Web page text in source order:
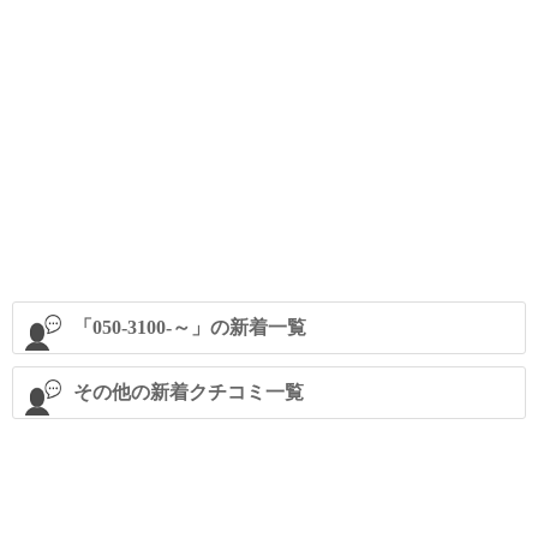
「050-3100-～」の新着一覧
その他の新着クチコミ一覧